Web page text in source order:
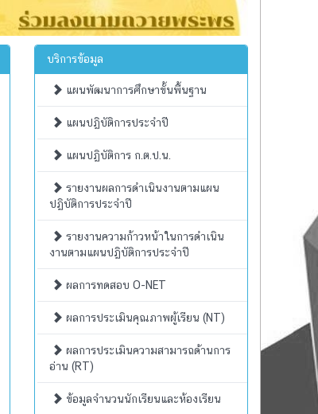
บริการข้อมูล
แผนพัฒนาการศึกษาขั้นพื้นฐาน
แผนปฏิบัติการประจำปี
แผนปฏิบัติการ ก.ต.ป.น.
รายงานผลการดำเนินงานตามแผน
ปฏิบัติการประจำปี
รายงานความก้าวหน้าในการดำเนิน
งานตามแผนปฏิบัติการประจำปี
ผลการทดสอบ O-NET
ผลการประเมินคุณภาพผู้เรียน (NT)
ผลการประเมินความสามารถด้านการ
อ่าน (RT)
ข้อมูลจำนวนนักเรียนและห้องเรียน